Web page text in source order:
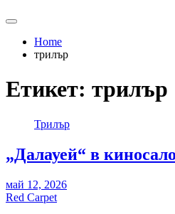
Home
трилър
Етикет: трилър
Трилър
„Далауей“ в
май 12, 2026
Red Carpet